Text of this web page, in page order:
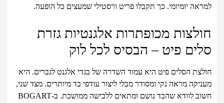
למראה יומיומי. כך תקבלו פריט ורסטילי שמעצים כל הופעה.
חולצות מכופתרות אלגנטיות גזרת
סלים פיט – הבסיס לכל לוק
חולצת הסלים פיט היא עמוד השדרה של בגדי אלגנט לגברים. היא
מעניקה מראה נקי ומסודר מבלי ליצור עודפי בד מיותרים. מצד שני,
חשוב לוודא שהבד נושם ומתאים ללבישה ממושכת. ב-BOGART